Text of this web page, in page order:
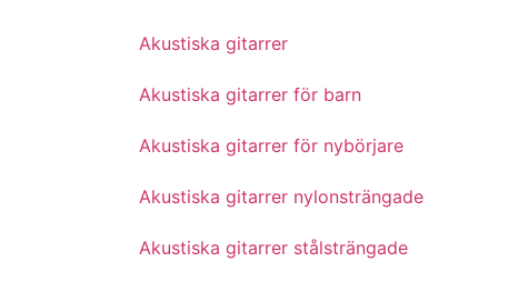
Akustiska gitarrer
Akustiska gitarrer för barn
Akustiska gitarrer för nybörjare
Akustiska gitarrer nylonsträngade
Akustiska gitarrer stålsträngade